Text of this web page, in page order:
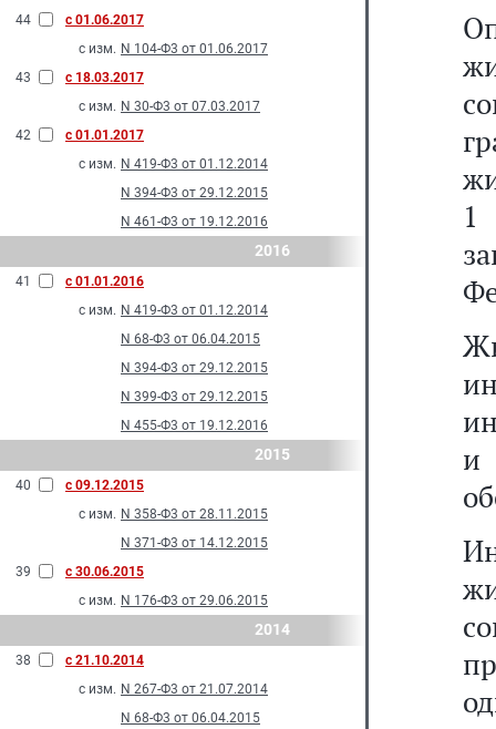
44
с 01.06.2017
с изм. N 104-Ф3 от 01.06.2017
43
с 18.03.2017
с изм. N 30-Ф3 от 07.03.2017
42
с 01.01.2017
с изм. N 419-Ф3 от 01.12.2014
N 394-Ф3 от 29.12.2015
N 461-Ф3 от 19.12.2016
2016
41
с 01.01.2016
с изм. N 419-Ф3 от 01.12.2014
N 68-Ф3 от 06.04.2015
N 394-Ф3 от 29.12.2015
N 399-Ф3 от 29.12.2015
N 455-Ф3 от 19.12.2016
2015
40
с 09.12.2015
с изм. N 358-Ф3 от 28.11.2015
N 371-Ф3 от 14.12.2015
39
с 30.06.2015
с изм. N 176-Ф3 от 29.06.2015
2014
38
с 21.10.2014
с изм. N 267-Ф3 от 21.07.2014
N 68-Ф3 от 06.04.2015
1
и